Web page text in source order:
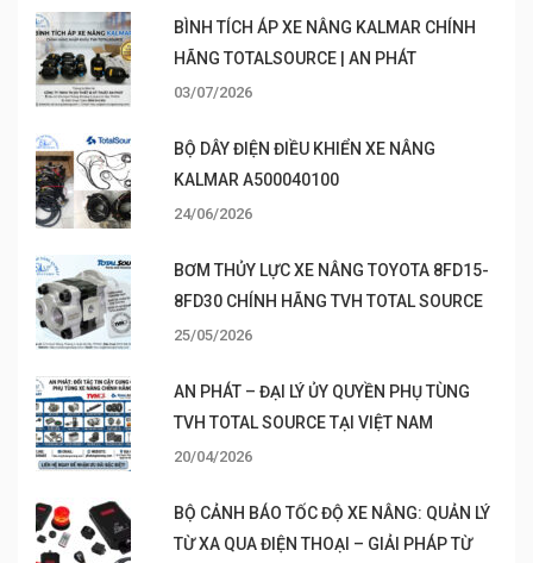
BÌNH TÍCH ÁP XE NÂNG KALMAR CHÍNH
HÃNG TOTALSOURCE | AN PHÁT
03/07/2026
BỘ DÂY ĐIỆN ĐIỀU KHIỂN XE NÂNG
KALMAR A500040100
24/06/2026
BƠM THỦY LỰC XE NÂNG TOYOTA 8FD15-
8FD30 CHÍNH HÃNG TVH TOTAL SOURCE
25/05/2026
AN PHÁT – ĐẠI LÝ ỦY QUYỀN PHỤ TÙNG
TVH TOTAL SOURCE TẠI VIỆT NAM
20/04/2026
BỘ CẢNH BÁO TỐC ĐỘ XE NÂNG: QUẢN LÝ
TỪ XA QUA ĐIỆN THOẠI – GIẢI PHÁP TỪ